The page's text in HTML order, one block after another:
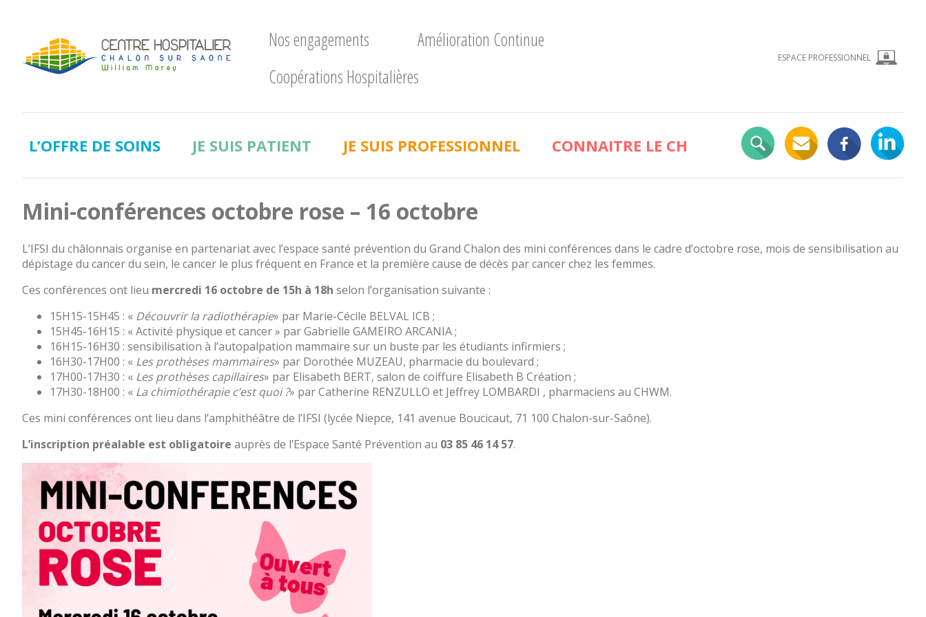
Nos engagements
Amélioration Continue
Coopérations Hospitalières
ESPACE PROFESSIONNEL
L’OFFRE DE SOINS JE SUIS PATIENT JE SUIS PROFESSIONNEL CONNAITRE LE CH
CHWM
Développement
La
recherche
clinique
Portail
transparence
Recherche
clinique
CHWM
Amélioration
Certification
Qualité
indicateurs
qualité
Mini-conférences octobre rose – 16 octobre
L’IFSI du châlonnais organise en partenariat avec l’espace santé prévention du Grand Chalon des mini conférences dans le cadre d’octobre rose, mois de sensibilisation au
dépistage du cancer du sein, le cancer le plus fréquent en France et la première cause de décès par cancer chez les femmes.
Ces conférences ont lieu mercredi 16 octobre de 15h à 18h selon l’organisation suivante :
15H15-15H45 : « Découvrir la radiothérapie» par Marie-Cécile BELVAL ICB ;
15H45-16H15 : « Activité physique et cancer » par Gabrielle GAMEIRO ARCANIA ;
16H15-16H30 : sensibilisation à l’autopalpation mammaire sur un buste par les étudiants infirmiers ;
16H30-17H00 : « Les prothèses mammaires» par Dorothée MUZEAU, pharmacie du boulevard ;
17H00-17H30 : « Les prothèses capillaires» par Elisabeth BERT, salon de coiffure Elisabeth B Création ;
17H30-18H00 : « La chimiothérapie c’est quoi ?» par Catherine RENZULLO et Jeffrey LOMBARDI , pharmaciens au CHWM.
Ces mini conférences ont lieu dans l’amphithéâtre de l’IFSI (lycée Niepce, 141 avenue Boucicaut, 71 100 Chalon-sur-Saône).
L’inscription préalable est obligatoire auprès de l’Espace Santé Prévention au 03 85 46 14 57.